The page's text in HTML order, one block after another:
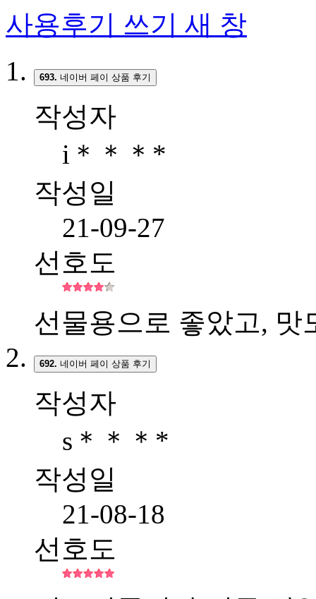
사용후기 쓰기 새 창
693. 네이버 페이 상품 후기
작성자
i＊＊＊*
작성일
21-09-27
선호도
선물용으로 좋았고, 맛
692. 네이버 페이 상품 후기
작성자
s＊＊＊*
작성일
21-08-18
선호도